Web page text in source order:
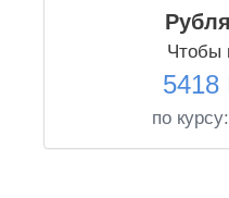
Чтобы
5418
по курсу: